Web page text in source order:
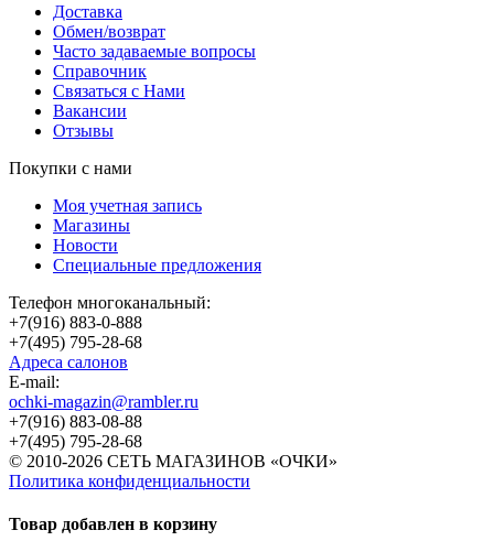
Доставка
Обмен/возврат
Часто задаваемые вопросы
Справочник
Связаться с Нами
Вакансии
Отзывы
Покупки с нами
Моя учетная запись
Магазины
Новости
Специальные предложения
Телефон многоканальный:
+7(916) 883-0-888
+7(495) 795-28-68
Адреса салонов
Е-mail:
ochki-magazin@rambler.ru
+7(916) 883-08-88
+7(495) 795-28-68
© 2010-2026 СЕТЬ МАГАЗИНОВ «ОЧКИ»
Политика конфиденциальности
Товар добавлен в корзину